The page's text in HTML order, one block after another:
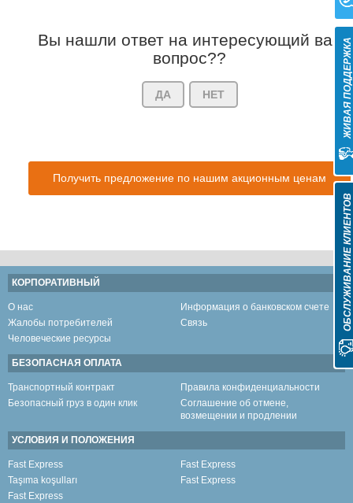
Вы нашли ответ на интересующий вас
вопрос??
ДА НЕТ
Получить предложение по нашим акционным ценам
КОРПОРАТИВНЫЙ
О нас
Информация о банковском счете
Жалобы потребителей
Связь
Человеческие ресурсы
БЕЗОПАСНАЯ ОПЛАТА
Транспортный контракт
Правила конфиденциальности
Безопасный груз в один клик
Соглашение об отмене,
возмещении и продлении
УСЛОВИЯ И ПОЛОЖЕНИЯ
Fast Express
Fast Express
Taşıma koşulları
Fast Express
Fast Express
ОБСЛУЖИВАНИЕ КЛИЕНТОВ
ЖИВАЯ ПОДДЕРЖКА